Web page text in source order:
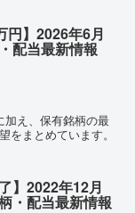
円】2026年6月
配当最新情報
加え、保有銘柄の最
をまとめています。
】2022年12月
・配当最新情報